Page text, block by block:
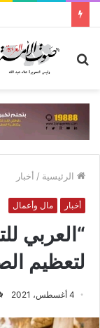
بحث
الرئيسية / أخبار
أخبار مال وأعمال
“العربي
لتعظيم
4 أغسطس، 2021